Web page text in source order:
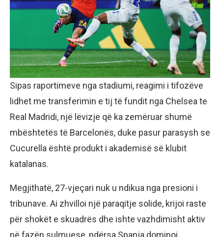
Sipas raportimeve nga stadiumi, reagimi i tifozëve
lidhet me transferimin e tij të fundit nga Chelsea te
Real Madridi, një lëvizje që ka zemëruar shumë
mbështetës të Barcelonës, duke pasur parasysh se
Cucurella është produkt i akademisë së klubit
katalanas.
Megjithatë, 27-vjeçari nuk u ndikua nga presioni i
tribunave. Ai zhvilloi një paraqitje solide, krijoi raste
për shokët e skuadrës dhe ishte vazhdimisht aktiv
në fazën sulmuese, ndërsa Spanja dominoi